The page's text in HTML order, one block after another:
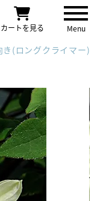
カートを見る Menu
き(ロングクライマー)